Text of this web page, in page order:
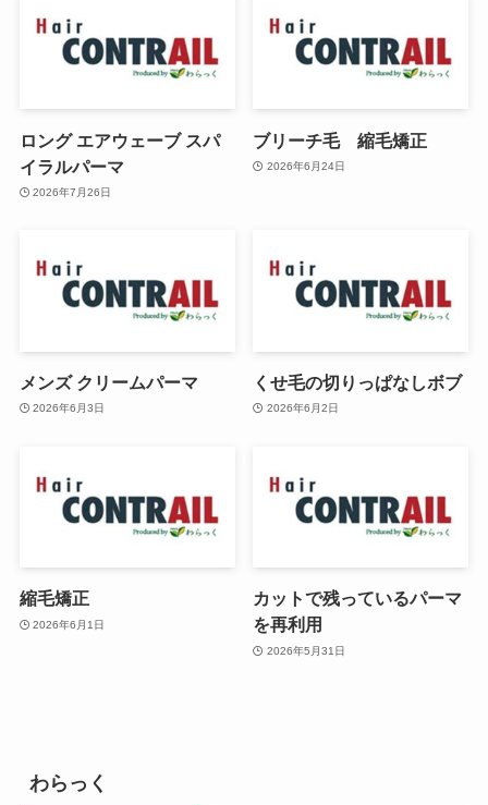
ロング エアウェーブ スパ
イラルパーマ
2026年7月26日
ブリーチ毛 縮毛矯正
2026年6月24日
メンズ クリームパーマ
2026年6月3日
くせ毛の切りっぱなしボブ
2026年6月2日
縮毛矯正
2026年6月1日
カットで残っているパーマ
を再利用
2026年5月31日
わらっく